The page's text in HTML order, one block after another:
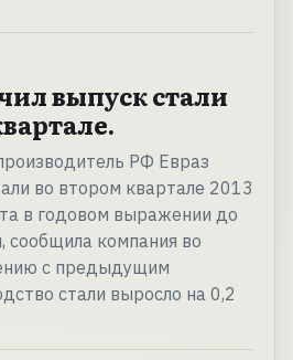
выпуск стали
РФ Евраз
во втором квартале 2013
в годовом выражении до
сообщила компания во
с предыдущим
стали выросло на 0,2